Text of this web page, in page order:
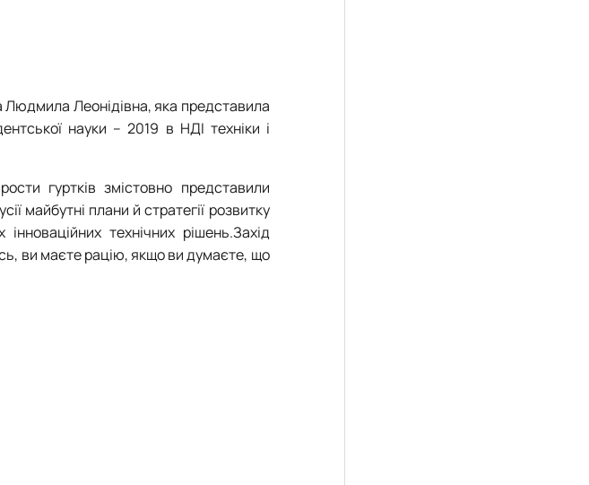
Людмила Леонідівна, яка представила
науки – 2019 в НДІ техніки і
гуртків змістовно представили
майбутні плани й стратегії розвитку
технічних рішень.Захід
ви маєте рацію, якщо ви думаєте, що